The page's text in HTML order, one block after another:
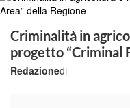
Criminalità in
progetto “Criminal
di
Redazione